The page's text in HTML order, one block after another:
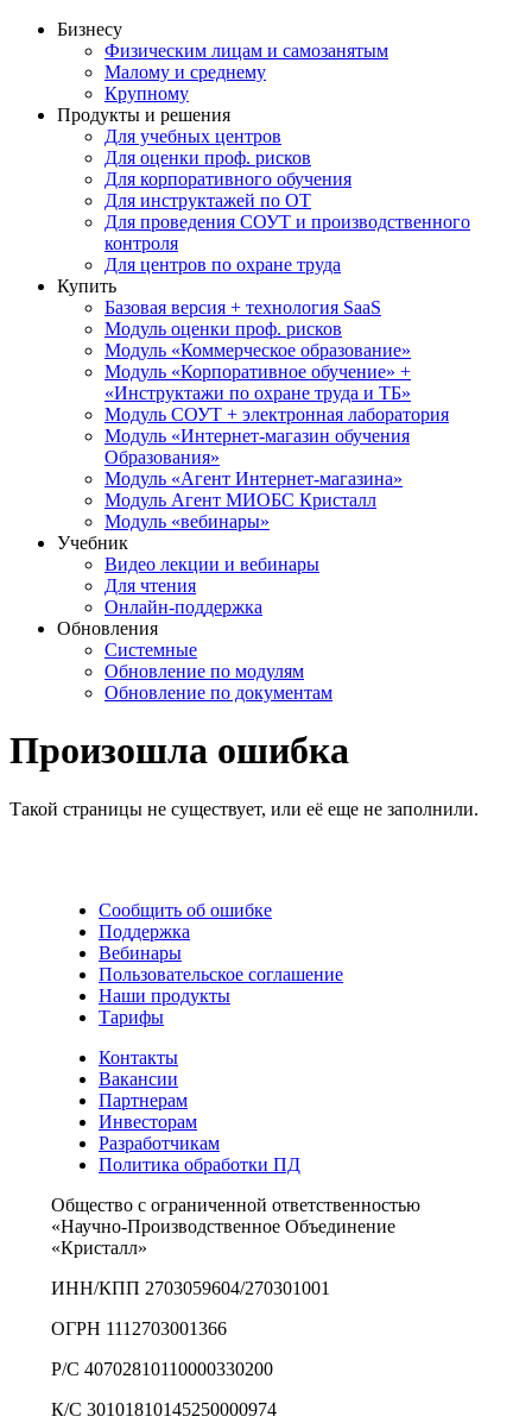
Бизнесу
Физическим лицам и самозанятым
Малому и среднему
Крупному
Продукты и решения
Для учебных центров
Для оценки проф. рисков
Для корпоративного обучения
Для инструктажей по ОТ
Для проведения СОУТ и производственного
контроля
Для центров по охране труда
Купить
Базовая версия + технология SaaS
Модуль оценки проф. рисков
Модуль «Коммерческое образование»
Модуль «Корпоративное обучение» +
«Инструктажи по охране труда и ТБ»
Модуль СОУТ + электронная лаборатория
Модуль «Интернет-магазин обучения
Образования»
Модуль «Агент Интернет-магазина»
Модуль Агент МИОБС Кристалл
Модуль «вебинары»
Учебник
Видео лекции и вебинары
Для чтения
Онлайн-поддержка
Обновления
Системные
Обновление по модулям
Обновление по документам
Произошла ошибка
Такой страницы не существует, или её еще не заполнили.
Сообщить об ошибке
Поддержка
Вебинары
Пользовательское соглашение
Наши продукты
Тарифы
Контакты
Вакансии
Партнерам
Инвесторам
Разработчикам
Политика обработки ПД
Общество с ограниченной ответственностью
«Научно-Производственное Объединение
«Кристалл»
ИНН/КПП 2703059604/270301001
ОГРН 1112703001366
Р/С 40702810110000330200
К/С 30101810145250000974